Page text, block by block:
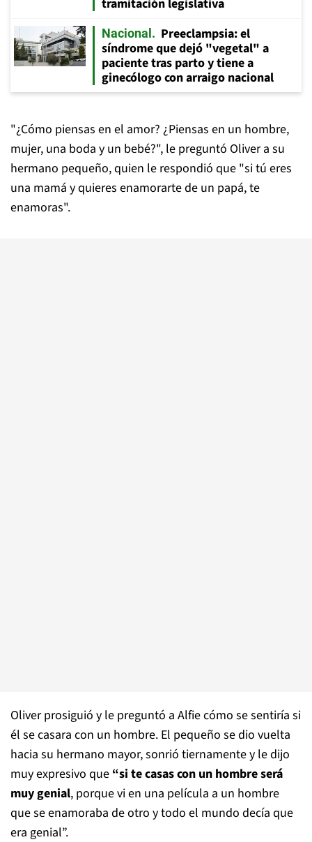
tramitación legislativa
Nacional
Preeclampsia: el
síndrome que dejó "vegetal" a
paciente tras parto y tiene a
ginecólogo con arraigo nacional
"¿Cómo piensas en el amor? ¿Piensas en un hombre,
mujer, una boda y un bebé?", le preguntó Oliver a su
hermano pequeño, quien le respondió que "si tú eres
una mamá y quieres enamorarte de un papá, te
enamoras".
Oliver prosiguió y le preguntó a Alfie cómo se sentiría si
él se casara con un hombre. El pequeño se dio vuelta
hacia su hermano mayor, sonrió tiernamente y le dijo
muy expresivo que “si te casas con un hombre será
muy genial, porque vi en una película a un hombre
que se enamoraba de otro y todo el mundo decía que
era genial”.